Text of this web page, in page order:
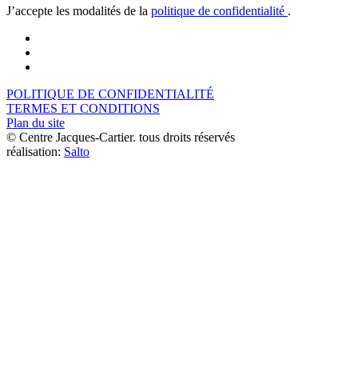
J’accepte les modalités de la politique de confidentialité .
POLITIQUE DE CONFIDENTIALITÉ
TERMES ET CONDITIONS
Plan du site
© Centre Jacques-Cartier. tous droits réservés
réalisation: Salto